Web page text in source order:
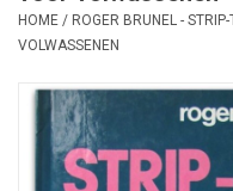
Curiosa
Categorieën
HOME / ROGER BRUNEL -
VOLWASSENEN